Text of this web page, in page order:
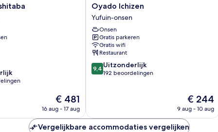
De
prijs
is
€ 481
€ 481
16 aug - 17 aug
Oyado
Ichizen
Yufuin-
onsen
Oyado Ichizen
Yufuin-onsen
Onsen
Gratis parkeren
Gratis wifi
Restaurant
9.4
van
9,4 Uitzonderlijk
192 beoordelingen
De
prijs
is
€ 244
€ 244
9 aug - 10 aug
Vergelijkbare accommodaties vergelijken